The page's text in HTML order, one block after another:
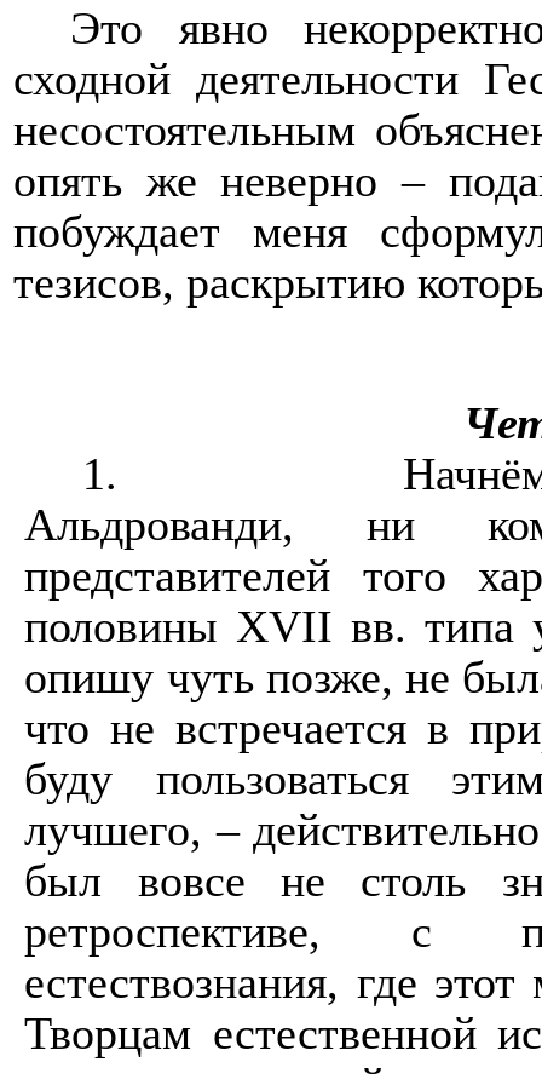
Это явно
сходной деятельности
несостоятельным
опять же неверно –
побуждает меня
тезисов, раскрытию
1.
Альдрованди, ни
представителей того
половины XVII вв. типа
опишу чуть позже, не
что не встречается в
буду пользоваться
лучшего, –
был вовсе не столь
ретроспективе, с
естествознания, где
Творцам естественной